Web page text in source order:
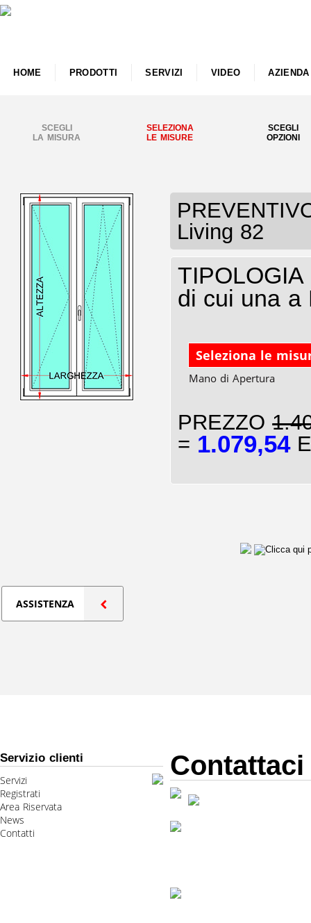
HOME PRODOTTI SERVIZI VIDEO AZIENDA
SCEGLI
LA MISURA
SELEZIONA
LE MISURE
SCEGLI
OPZIONI
Living 82
di cui una a
Seleziona le
Mano di Apertura
PREZZO
= 1.079,54
ASSISTENZA
Servizio clienti
Servizi
Registrati
Area Riservata
News
Contatti
Contattaci